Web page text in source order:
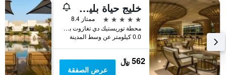
خليج حياة بليس تاغازوت
5 نجوم
ممتاز 8.4
محطة توريستيك دي تغازوت باي كم 17 طريق الصويرة, أغادير, المغرب
0.0 كيلومتر عن وسط المدينة
562 ﷼
عرض الصفقة